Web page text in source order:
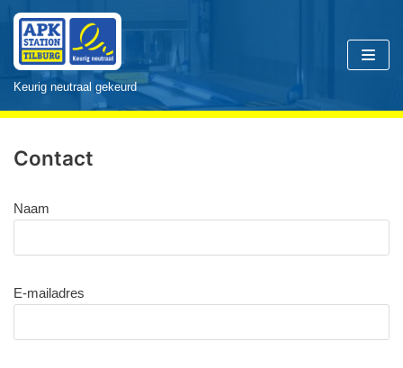
Meteen
naar
de
inhoud
Keurig neutraal gekeurd
Contact
Naam
E-mailadres